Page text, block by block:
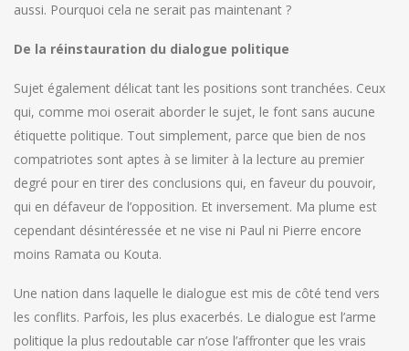
aussi. Pourquoi cela ne serait pas maintenant ?
De la réinstauration du dialogue politique
Sujet également délicat tant les positions sont tranchées. Ceux
qui, comme moi oserait aborder le sujet, le font sans aucune
étiquette politique. Tout simplement, parce que bien de nos
compatriotes sont aptes à se limiter à la lecture au premier
degré pour en tirer des conclusions qui, en faveur du pouvoir,
qui en défaveur de l’opposition. Et inversement. Ma plume est
cependant désintéressée et ne vise ni Paul ni Pierre encore
moins Ramata ou Kouta.
Une nation dans laquelle le dialogue est mis de côté tend vers
les conflits. Parfois, les plus exacerbés. Le dialogue est l’arme
politique la plus redoutable car n’ose l’affronter que les vrais